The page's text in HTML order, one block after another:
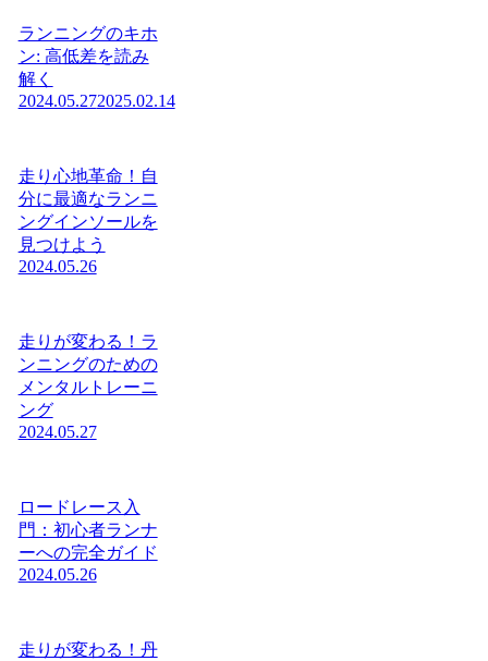
ランニングのキホ
ン: 高低差を読み
解く
2024.05.272025.02.14
走り心地革命！自
分に最適なランニ
ングインソールを
見つけよう
2024.05.26
走りが変わる！ラ
ンニングのための
メンタルトレーニ
ング
2024.05.27
ロードレース入
門：初心者ランナ
ーへの完全ガイド
2024.05.26
走りが変わる！丹